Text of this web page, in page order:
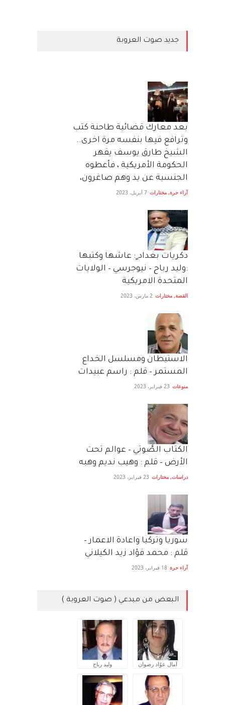
جديد صوت العروبة
بعد معارك قضائية طاحنة كتب
وترافع فيها بنفسه مرة اخرى..
الشيخ طارق يوسف يقهر
الحكومة الأمريكية ، فأعطوه
الجنسية عن يد وهم صاغرون،
آراء حرة, مختارات 7 أبريل، 2023
دكريات بغداد ٍ: عاشها وكتبها
:وليد رباح – نيوجرسي – الولايات
المتحدة الامريكية
القصة, مختارات 2 مارس، 2023
الاستيطان ومسلسل الخداع
المستمر – قلم : راسم عبيدات
منوعات 23 فبراير، 2023
الكتاب الصَّوتي – عوالم تحت
الأرض – قلم : وهيب نديم وهبه
دراسات, مختارات 23 فبراير، 2023
سوريا وتركيا واعادة الاعمار –
قلم : محمد فؤاد زيد الكيلاني
آراء حرة 18 فبراير، 2023
البعض من مبدعي ( صوت العروبة )
آمال عوّاد رضوان وليد رباح